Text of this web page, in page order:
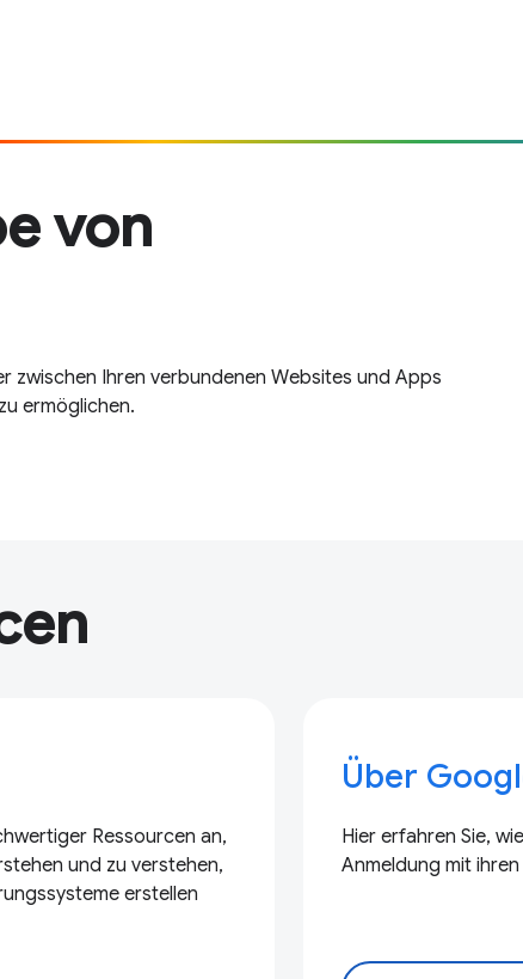
von
zwischen Ihren verbundenen Websites und Apps
ermöglichen.
Ressourcen an,
und zu verstehen,
erstellen
Über
Hier erfahren Sie,
Anmeldung mit